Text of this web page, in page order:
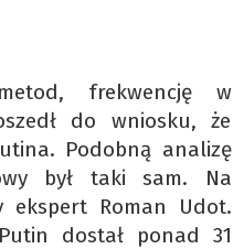
frekwencję w
do wniosku, że
Podobną analizę
był taki sam. Na
ekspert Roman Udot.
dostał ponad 31